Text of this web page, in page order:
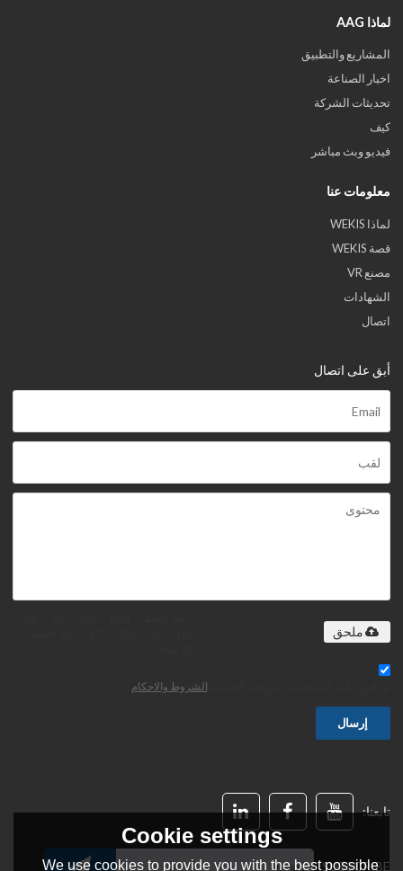
لماذا AAG
المشاريع والتطبيق
اخبار الصناعة
تحديثات الشركة
كيف
فيديو وبث مباشر
معلومات عنا
لماذا WEKIS
قصة WEKIS
مصنع VR
الشهادات
اتصال
أبق على اتصال
ملحق
الشروط والاحكام
إرسال
تابعنا:
SUBSCRIBE:
Cookie settings
We use cookies to provide you with the best possible